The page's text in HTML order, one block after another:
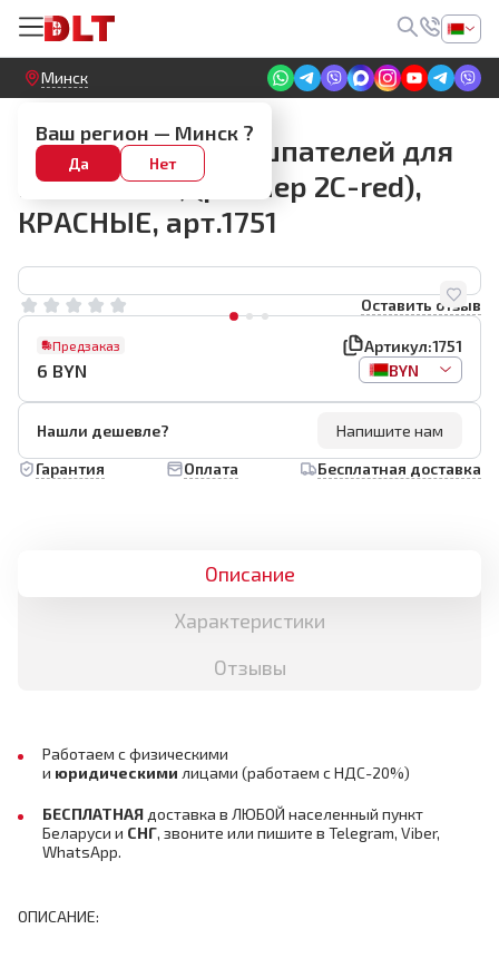
Круглосуточный! Прием заявок на сайте
Минск
Ваш регион — Минск ?
Да Нет
Наборы запасных шпателей
Набор запасных шпателей для
DLT Silicone, (размер 2С-red),
КРАСНЫЕ, арт.1751
Оставить отзыв
Предзаказ Артикул:1751
6 BYN BYN
Нашли дешевле?
Напишите нам
Гарантия
Оплата Бесплатная доставка
Описание
Характеристики
Отзывы
Работаем с физическими
и юридическими лицами (работаем с НДС-20%)
БЕСПЛАТНАЯ доставка в ЛЮБОЙ населенный пункт
Беларуси и СНГ, звоните или пишите в Telegram, Viber,
WhatsApp.
ОПИСАНИЕ: